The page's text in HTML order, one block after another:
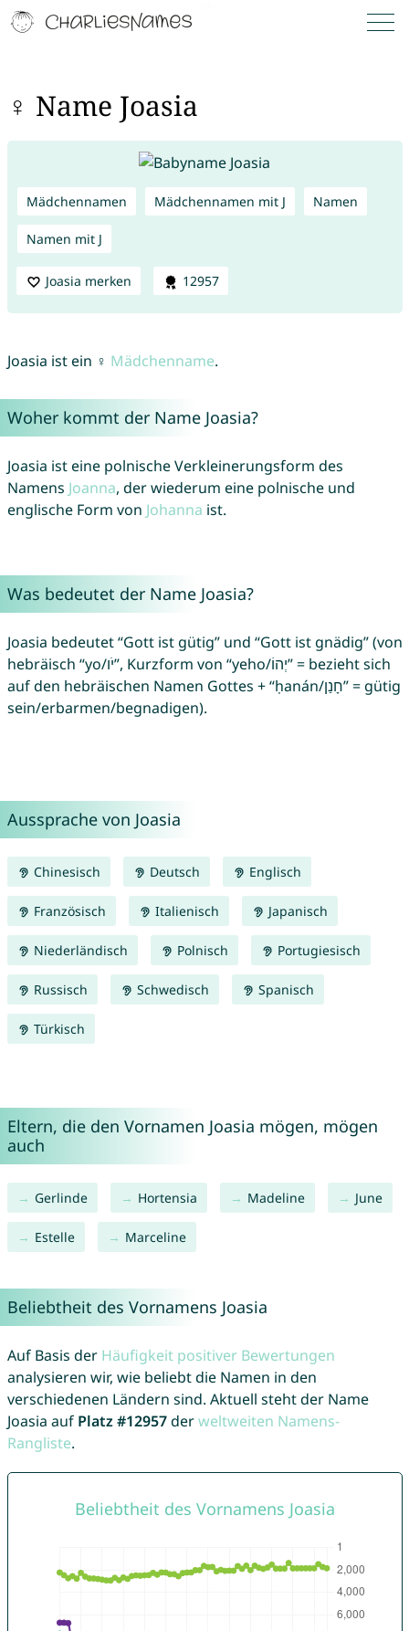
♀ Name Joasia
Mädchennamen Mädchennamen mit J Namen
Namen mit J
Joasia merken 12957
Joasia ist ein ♀ Mädchenname.
Woher kommt der Name Joasia?
Joasia ist eine polnische Verkleinerungsform des
Namens Joanna, der wiederum eine polnische und
englische Form von Johanna ist.
Was bedeutet der Name Joasia?
Joasia bedeutet “Gott ist gütig” und “Gott ist gnädig” (von
hebräisch “yo/יֹו”, Kurzform von “yeho/יְהוֹ” = bezieht sich
auf den hebräischen Namen Gottes + “ḥanán/חָנַן” = gütig
sein/erbarmen/begnadigen).
Aussprache von Joasia
Chinesisch Deutsch Englisch
Französisch Italienisch Japanisch
Niederländisch Polnisch Portugiesisch
Russisch Schwedisch Spanisch
Türkisch
Eltern, die den Vornamen Joasia mögen, mögen
auch
Gerlinde Hortensia Madeline June
Estelle Marceline
Beliebtheit des Vornamens Joasia
Auf Basis der Häufigkeit positiver Bewertungen
analysieren wir, wie beliebt die Namen in den
verschiedenen Ländern sind. Aktuell steht der Name
Joasia auf Platz #12957derweltweiten Namens-
Rangliste.